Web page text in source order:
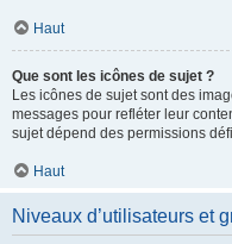
Haut
Que sont les icônes de sujet ?
Les icônes de sujet sont des
messages pour refléter leur
sujet dépend des permissions
Haut
Niveaux d’utilisateurs et